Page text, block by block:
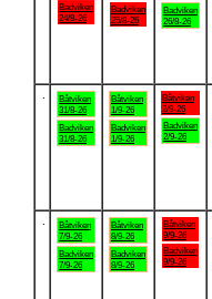
Badviken
24/8-26
Badviken
25/8-26
Badviken
26/8-26
Båtviken
31/8-26
Badviken
31/8-26
Båtviken
1/9-26
Badviken
1/9-26
Båtviken
2/9-26
Badviken
2/9-26
Båtviken
7/9-26
Badviken
7/9-26
Båtviken
8/9-26
Badviken
8/9-26
Båtviken
9/9-26
Badviken
9/9-26